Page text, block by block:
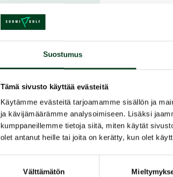
Suostumus
Tämä sivusto käyttää evästeitä
Käytämme evästeitä tarjoamamme sisällön ja
ja kävijämäärämme analysoimiseen. Lisäksi
kumppaneillemme tietoja siitä, miten käytät
olet antanut heille tai joita on kerätty, kun olet
Välttämätön